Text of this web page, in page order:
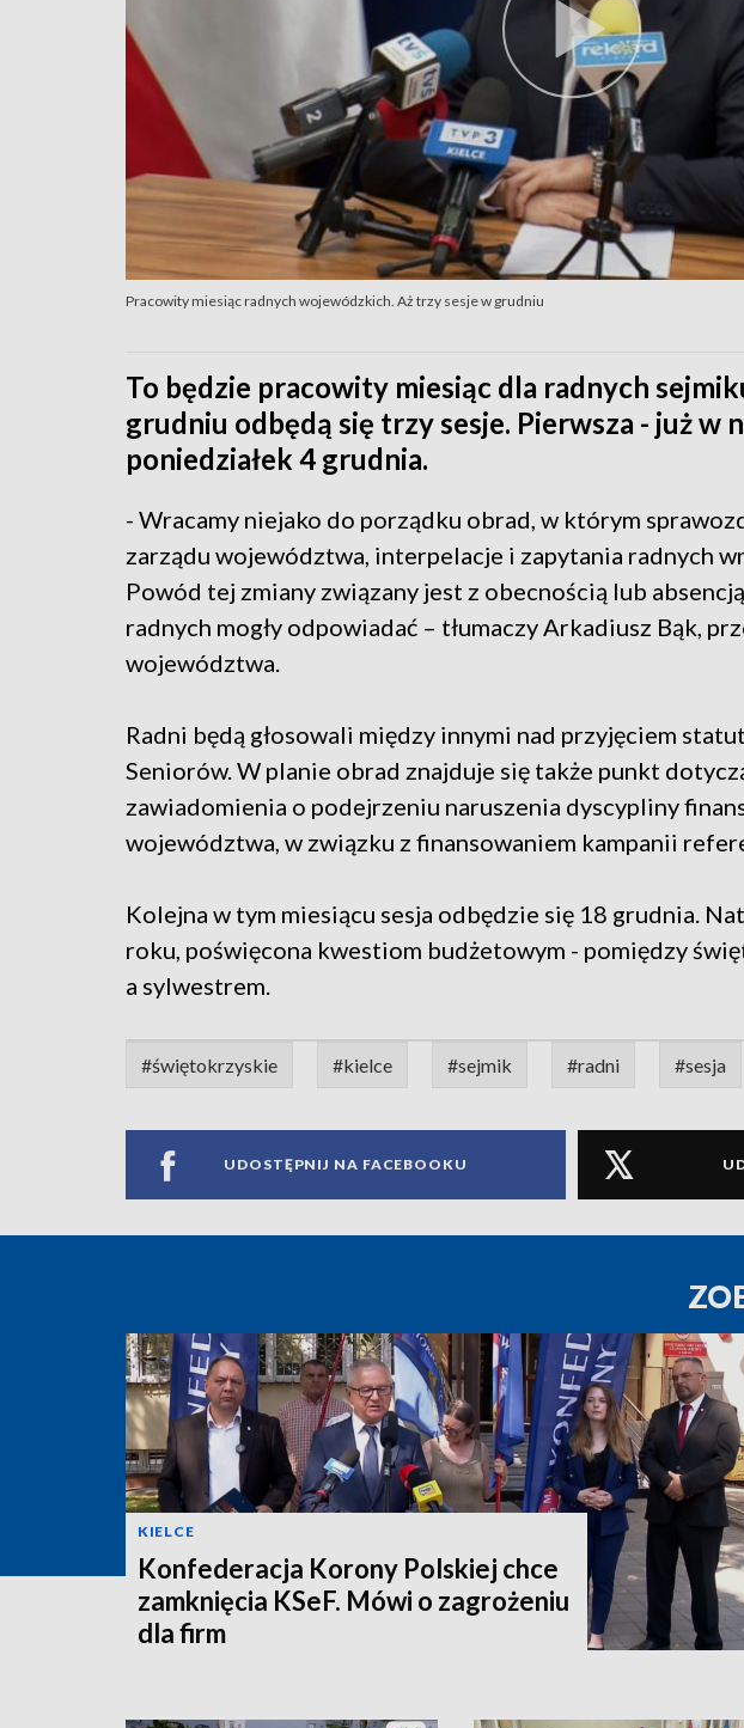
Pracowity miesiąc radnych wojewódzkich. Aż trzy sesje w grudniu
To będzie pracowity miesiąc dla radnych
grudniu odbędą się trzy sesje. Pierwsza - już w
poniedziałek 4 grudnia.
- Wracamy niejako do porządku obrad, w którym
zarządu województwa, interpelacje i zapytania radnych
Powód tej zmiany związany jest z obecnością lub
radnych mogły odpowiadać – tłumaczy Arkadiusz Bąk,
województwa.
Radni będą głosowali między innymi nad przyjęciem
Seniorów. W planie obrad znajduje się także punkt
zawiadomienia o podejrzeniu naruszenia dyscypliny
województwa, w związku z finansowaniem kampanii
Kolejna w tym miesiącu sesja odbędzie się 18 grudnia.
roku, poświęcona kwestiom budżetowym - pomiędzy
a sylwestrem.
#świętokrzyskie #kielce #sejmik #radni #sesja
UDOSTĘPNIJ NA FACEBOOKU
KIELCE
Konfederacja Korony Polskiej chce
zamknięcia KSeF. Mówi o zagrożeniu
dla firm